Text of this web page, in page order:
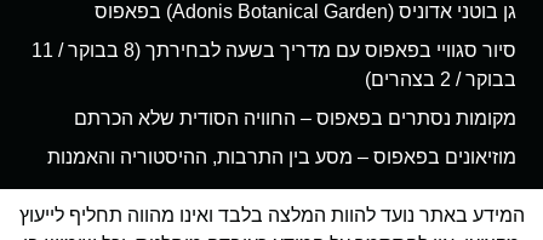
גן בוטני אדוניס (Adonis Botanical Garden) בפאפוס
סיור סגוויי בפאפוס עם מדריך בשעה לבחירתך (8 בבוקר / 11
בבוקר / 2 בצהרים)
מקומות נסתרים בפאפוס – החוויה הסודית שלא הכרתם
מוזיאונים בפאפוס – מסע בין התרבות, ההיסטוריה והאמנות
המידע באתר נועד להוות המלצה בלבד ואינו מהווה תחליף לייעוץ